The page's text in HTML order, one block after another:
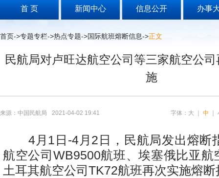
首 页 新闻中心 信息公开 办事
首页->专题专栏->热点专题->国际航班熔断信息->正文
民航局对卢旺达航空公司等三家航空公
施
来源：中国民航局 2021-04-02 19:41 字体： 大 中
4月 1 日 -4月 2 日，民航局发出熔断
航空公司 WB9500航班、埃塞俄比亚航
土耳其航空公司TK72航班再次实施熔断
按
Alt
波
浪
盲